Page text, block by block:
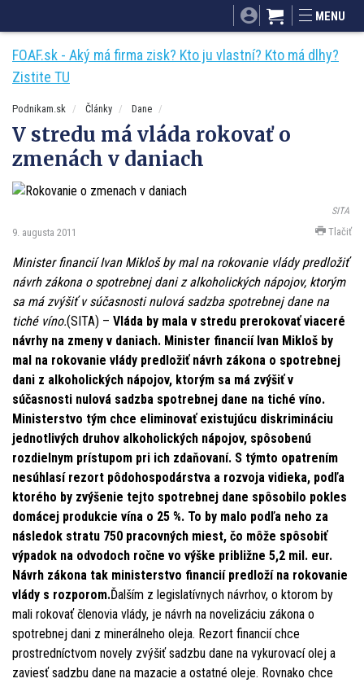
Mnamky-recepty.sk
MENU
FOAF.sk - Aký má firma zisk? Kto ju vlastní? Kto má dlhy?
Zistite TU
Podnikam.sk Články Dane
V stredu má vláda rokovať o
zmenách v daniach
SITA
9. augusta 2011 Tlačiť
Minister financií Ivan Mikloš by mal na rokovanie vlády predložiť
návrh zákona o spotrebnej dani z alkoholických nápojov, ktorým
sa má zvýšiť v súčasnosti nulová sadzba spotrebnej dane na
tiché víno.(SITA) – Vláda by mala v stredu prerokovať viaceré
návrhy na zmeny v daniach. Minister financií Ivan Mikloš by
mal na rokovanie vlády predložiť návrh zákona o spotrebnej
dani z alkoholických nápojov, ktorým sa má zvýšiť v
súčasnosti nulová sadzba spotrebnej dane na tiché víno.
Ministerstvo tým chce eliminovať existujúcu diskrimináciu
jednotlivých druhov alkoholických nápojov, spôsobenú
rozdielnym prístupom pri ich zdaňovaní. S týmto opatrením
nesúhlasí rezort pôdohospodárstva a rozvoja vidieka, podľa
ktorého by zvýšenie tejto spotrebnej dane spôsobilo pokles
domácej produkcie vína o 25 %. To by malo podľa neho za
následok stratu 750 pracovných miest, čo môže spôsobiť
výpadok na odvodoch ročne vo výške približne 5,2 mil. eur.
Návrh zákona tak ministerstvo financií predloží na rokovanie
vlády s rozporom.Ďalším z legislatívnych návrhov, o ktorom by
mali rokovať členovia vlády, je návrh na novelizáciu zákona o
spotrebnej dani z minerálneho oleja. Rezort financií chce
prostredníctvom novely zvýšiť sadzbu dane na vykurovací olej a
zaviesť sadzbu dane na mazacie a ostatné oleje. Rovnako chce